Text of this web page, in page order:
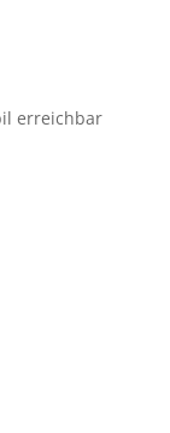
erreichbar